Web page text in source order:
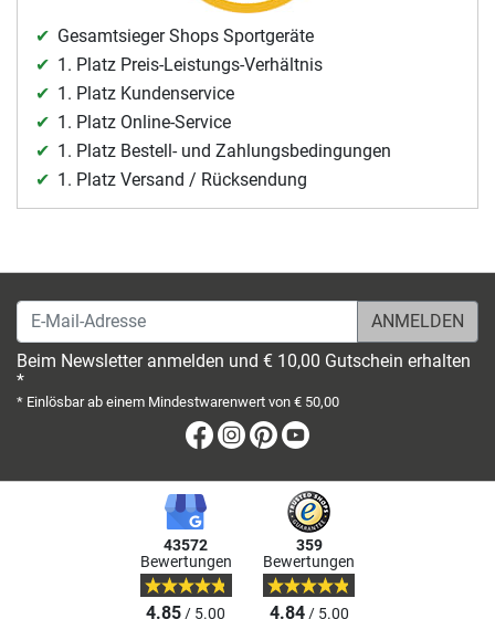
Gesamtsieger Shops Sportgeräte
1. Platz Preis-Leistungs-Verhältnis
1. Platz Kundenservice
1. Platz Online-Service
1. Platz Bestell- und Zahlungsbedingungen
1. Platz Versand / Rücksendung
E-Mail-Adresse
Beim Newsletter anmelden und € 10,00 Gutschein erhalten
*
* Einlösbar ab einem Mindestwarenwert von € 50,00
Facebook
Instagram
Pinterest
43572
Bewertungen
4.85/ 5.00
359
Bewertungen
4.84/ 5.00